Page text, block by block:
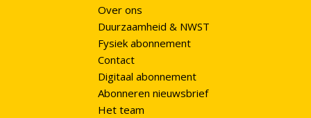
Over ons
Duurzaamheid & NWST
Fysiek abonnement
Contact
Digitaal abonnement
Abonneren nieuwsbrief
Het team